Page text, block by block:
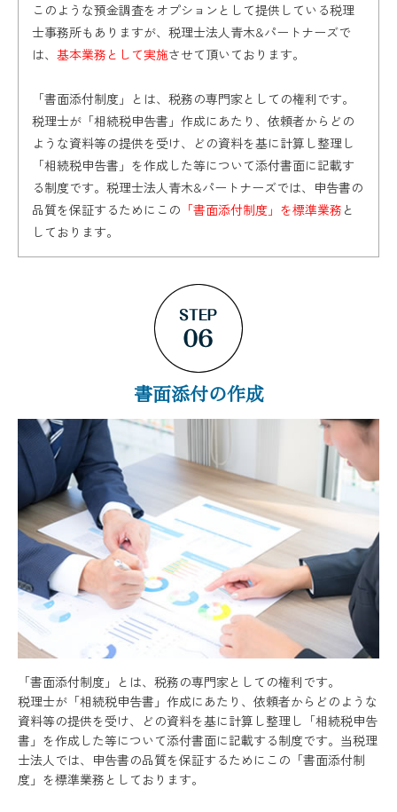
このような預金調査をオプションとして提供している税理
士事務所もありますが、税理士法人青木&パートナーズで
は、 基本業務として実施させて頂いております。
「書面添付制度」とは、税務の専門家としての権利です。
税理士が「相続税申告書」作成にあたり、依頼者からどの
ような資料等の提供を受け、どの資料を基に計算し整理し
「相続税申告書」を作成した等について添付書面に記載す
る制度です。税理士法人青木&パートナーズでは、申告書の
品質を保証するためにこの 「書面添付制度」を標準業務 と
しております。
書面添付の作成
「書面添付制度」とは、税務の専門家としての権利です。
税理士が「相続税申告書」作成にあたり、依頼者からどのような
資料等の提供を受け、どの資料を基に計算し整理し「相続税申告
書」を作成した等について添付書面に記載する制度です。当税理
士法人では、申告書の品質を保証するためにこの「書面添付制
度」を標準業務としております。